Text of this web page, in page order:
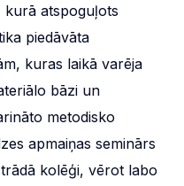
atspoguļots
piedāvāta
kuras laikā varēja
bāzi un
metodisko
apmaiņas seminārs
kolēģi, vērot labo